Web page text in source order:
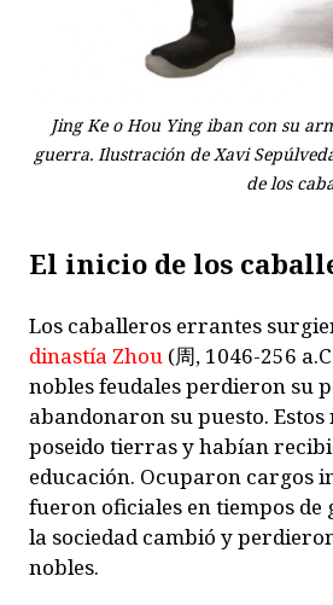
Jing Ke o Hou Ying iban con su
guerra. Ilustración de Xavi
de los
El inicio de los
Los caballeros errantes
dinastía Zhou (周, 1046-256
nobles feudales perdieron su
abandonaron su puesto.
poseido tierras y habían
educación. Ocuparon cargos
fueron oficiales en tiempos de
la sociedad cambió y
nobles.